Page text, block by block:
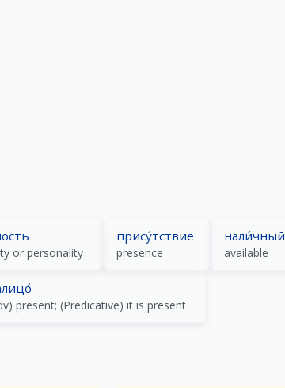
or personality
прису́тствие
presence
нали́чный
available
present; (Predicative) it is present